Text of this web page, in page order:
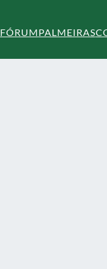
FÓRUMPALMEIRAS